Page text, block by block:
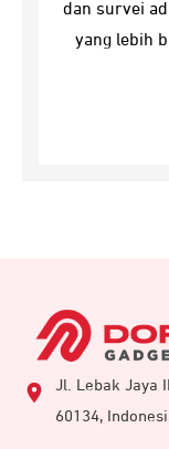
dan survei
yang lebih
Jl. Lebak Jaya
60134,